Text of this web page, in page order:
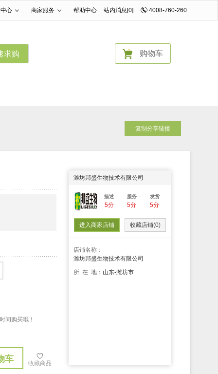
心 商家服务 帮助中心 站内消息[0] 4008-760-260
求购 购物车
复制分享链接
间购买哦！
车 收藏商品
潍坊邦盛生物技术有限公司
描述
5分
服务
5分
发货
5分
进入商家店铺 收藏店铺(0)
店铺名称：
潍坊邦盛生物技术有限公司
所 在 地： 山东-潍坊市